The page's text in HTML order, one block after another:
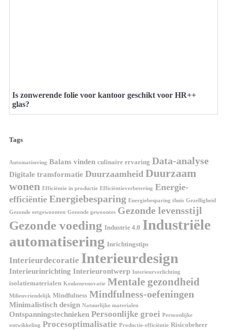
Is zonwerende folie voor kantoor geschikt voor HR++
glas?
Tags
Automatisering Balans vinden culinaire ervaring Data-analyse
Digitale transformatie Duurzaamheid Duurzaam
wonen Efficiëntie in productie Efficiëntieverbetering Energie-
efficiëntie Energiebesparing Energiebesparing thuis Gezelligheid
Gezonde eetgewoonten Gezonde gewoontes Gezonde levensstijl
Gezonde voeding Industrie 4.0 Industriële
automatisering Inrichtingstips
Interieurdecoratie Interieurdesign
Interieurinrichting Interieurontwerp Interieurverlichting
isolatiematerialen Keukenrenovatie Mentale gezondheid
Milieuvriendelijk Mindfulness Mindfulness-oefeningen
Minimalistisch design Natuurlijke materialen
Ontspanningstechnieken Persoonlijke groei Persoonlijke
ontwikkeling Procesoptimalisatie Productie-efficiëntie Risicobeheer